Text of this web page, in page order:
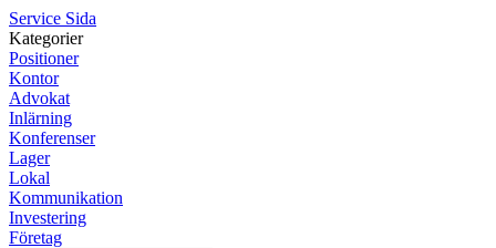
Service Sida
Kategorier
Positioner
Kontor
Advokat
Inlärning
Konferenser
Lager
Lokal
Kommunikation
Investering
Företag